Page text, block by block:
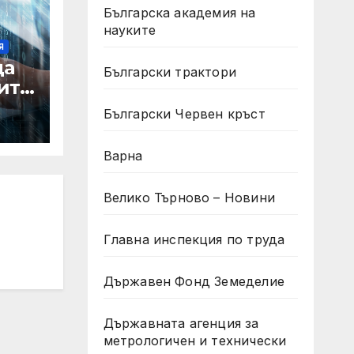
Българска академия на
науките
Български трактори
Български Червен кръст
Варна
Велико Търново – Новини
Главна инспекция по труда
Държавен Фонд Земеделие
Държавната агенция за
метрологичен и технически